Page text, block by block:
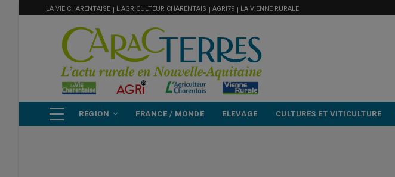
MENU
FILIÈRE
LA VIE CHARENTAISE L'AGRICULTEUR CHARENTAIS AGRI79 LA VIENNE RURALE
PRINCIPALE
RÉGION FRANCE / MONDE ELEVAGE CULTURES ET VITICULTURE